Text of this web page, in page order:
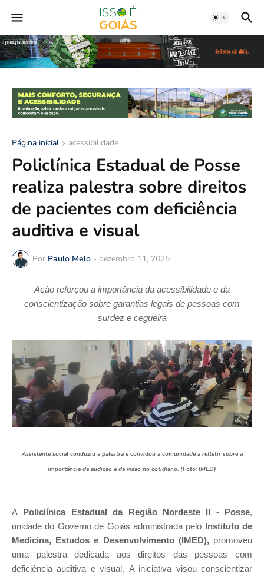
Página inicial acessibilidade
Policlínica Estadual de Posse
realiza palestra sobre direitos
de pacientes com deficiência
auditiva e visual
Por Paulo Melo - dezembro 11, 2025
Ação reforçou a importância da acessibilidade e da
conscientização sobre garantias legais de pessoas com
surdez e cegueira
Assistente social conduziu a palestra e convidou a comunidade a refletir sobre a
importância da audição e da visão no cotidiano. (Foto: IMED)
A Policlínica Estadual da Região Nordeste II - Posse,
unidade do Governo de Goiás administrada pelo Instituto de
Medicina, Estudos e Desenvolvimento (IMED),promoveu
uma palestra dedicada aos direitos das pessoas com
deficiência auditiva e visual. A iniciativa visou conscientizar